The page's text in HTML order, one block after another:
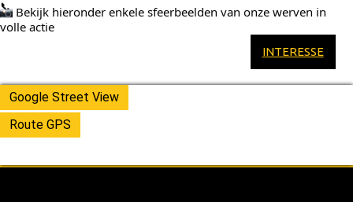
Bekijk hieronder enkele sfeerbeelden van onze werven in
volle actie
INTERESSE
Google Street View
Route GPS